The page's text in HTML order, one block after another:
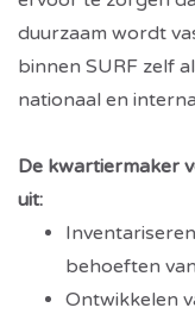
duurzaam wordt
binnen SURF zelf
nationaal en
De kwartiermaker
uit:
behoeften
Ontwikkelen